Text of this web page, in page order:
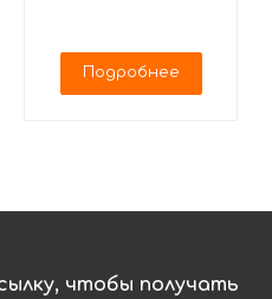
Подробнее
чтобы получать